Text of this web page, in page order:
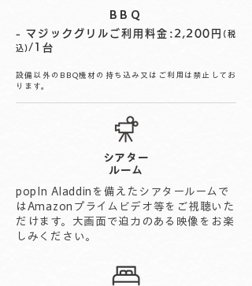
BBQ
- マジックグリルご利用料金:2,200円 (税
込)/1台
設備以外のBBQ機材の持ち込み又はご利用は禁止してお
ります。
シアター
ルーム
popIn Aladdinを備えたシアタールームで
はAmazonプライムビデオ等をご視聴いた
だけます。大画面で迫力のある映像をお楽
しみください。